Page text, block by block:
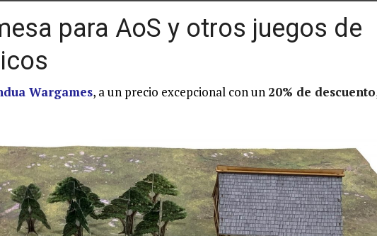
para AoS y otros juegos de
Wargames, a un precio excepcional con un 20% de descuento